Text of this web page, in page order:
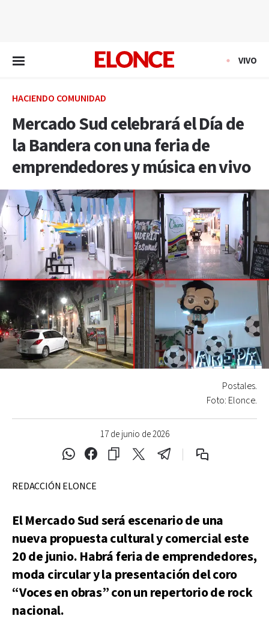
VIVO
HACIENDO COMUNIDAD
Mercado Sud celebrará el Día de
la Bandera con una feria de
emprendedores y música en vivo
17 de junio de 2026
Postales.
Foto: Elonce.
REDACCIÓN ELONCE
El Mercado Sud será escenario de una
nueva propuesta cultural y comercial este
20 de junio. Habrá feria de emprendedores,
moda circular y la presentación del coro
“Voces en obras” con un repertorio de rock
nacional.